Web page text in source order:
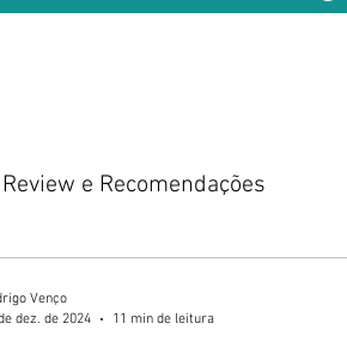
Review e Recomendações
Venço
dez. de 2024
11 min de leitura